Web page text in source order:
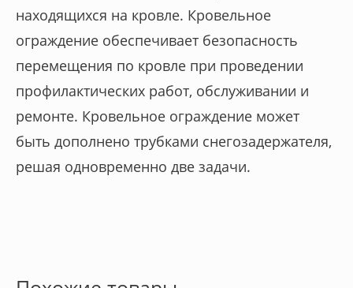
находящихся на кровле. Кровельное
ограждение обеспечивает безопасность
перемещения по кровле при проведении
профилактических работ, обслуживании и
ремонте. Кровельное ограждение может
быть дополнено трубками снегозадержателя,
решая одновременно две задачи.